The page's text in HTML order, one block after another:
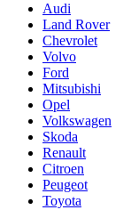
Audi
Land Rover
Chevrolet
Volvo
Ford
Mitsubishi
Opel
Volkswagen
Skoda
Renault
Citroen
Peugeot
Toyota